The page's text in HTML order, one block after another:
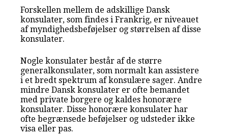
Forskellen mellem de adskillige Dansk
konsulater, som findes i Frankrig, er niveauet
af myndighedsbeføjelser og størrelsen af disse
konsulater.
Nogle konsulater består af de større
generalkonsulater, som normalt kan assistere
i et bredt spektrum af konsulære sager. Andre
mindre Dansk konsulater er ofte bemandet
med private borgere og kaldes honorære
konsulater. Disse honorære konsulater har
ofte begrænsede beføjelser og udsteder ikke
visa eller pas.